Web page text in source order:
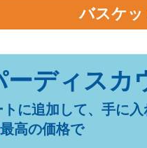
に追加して、手に入
最高の価格で